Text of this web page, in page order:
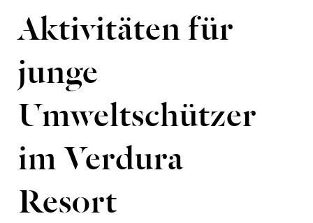
Aktivitäten für
junge
Umweltschützer
im Verdura
Resort